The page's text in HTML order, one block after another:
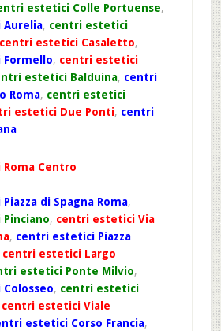
estetici Colle Portuense,
, centri estetici
centri estetici Casaletto,
, centri estetici
estetici Balduina, centri
Roma, centri estetici
estetici Due Ponti, centri
Centro
di Spagna Roma,
, centri estetici Via
, centri estetici Piazza
centri estetici Largo
estetici Ponte Milvio,
, centri estetici
centri estetici Viale
estetici Corso Francia,